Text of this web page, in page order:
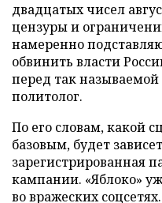
двадцатых чисел
цензуры и
намеренно
обвинить власти
перед так называемой
политолог.
По его словам, какой
базовым, будет
зарегистрированная
кампании. «Яблоко»
во вражеских